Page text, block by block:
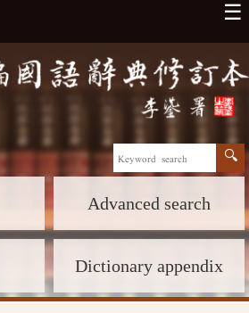
☰
Advanced search
Dictionary appendix